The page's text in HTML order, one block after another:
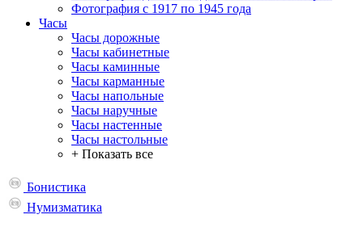
Фотография с 1917 по 1945 года
Часы
Часы дорожные
Часы кабинетные
Часы каминные
Часы карманные
Часы напольные
Часы наручные
Часы настенные
Часы настольные
+ Показать все
Бонистика
Нумизматика